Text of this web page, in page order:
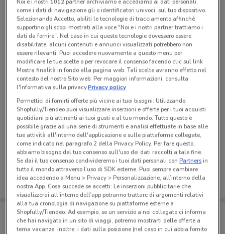
Ci dispiace, al momento non abbiamo pubblicato
volantini nella tua zona. Riprova più tardi.
Porta DoveConviene sempre con te!
Puoi trovare le migliori offerte dei negozi vicino a te,
salvarle e creare la tua lista del risparmio, comodamente
Noi e i nostri 1012partner archiviamo e accediamo ai dati personali,
come i dati di navigazione gli o identificatori univoci, sul tuo dispositivo.
Selezionando Accetto, abiliti le tecnologie di tracciamento affinché
supportino gli scopi mostrati alla voce "Noi e i nostri partner trattiamo i
dati da fornire". Nel caso in cui queste tecnologie dovessero essere
disabilitate, alcuni contenuti e annunci visualizzati potrebbero non
essere rilevanti. Puoi accedere nuovamente a questo menu per
modificare le tue scelte o per revocare il consenso facendo clic sul link
Mostra finalità in fondo alla pagina web. Tali scelte avranno effetto nel
contesto del nostro Sito web. Per maggiori informazioni, consulta
l'Informativa sulla privacy.Privacy policy
Permettici di fornirti offerte più vicine ai tuoi bisogni: Utilizzando
Shopfully/Tiendeo puoi visualizzare inserzioni e offerte per i tuoi acquisti
quotidiani più attinenti ai tuoi gusti e al tuo mondo. Tutto questo è
possibile grazie ad una serie di strumenti e analisi effettuate in base alle
tue attività all'interno dell'applicazione e sulle piattaforme collegate,
come indicato nel paragrafo 2 della Privacy Policy. Per fare questo,
abbiamo bisogno del tuo consenso sull'uso dei dati raccolti a tale fine.
Se dai il tuo consenso condivideremo i tuoi dati personali conPartnersin
tutto il mondo attraverso l’uso di SDK esterne. Puoi sempre cambiare
idea accedendo a Menu > Privacy > Personalizzazione, all’interno della
nostra App. Cosa succede se accetti: Le inserzioni pubblicitarie che
visualizzerai all'interno dell’app potranno trattare di argomenti relativi
alla tua cronologia di navigazione su piattaforme esterne a
Shopfully/Tiendeo. Ad esempio, se un servizio a noi collegato ci informa
che hai navigato in un sito di viaggi, potremo mostrarti delle offerte a
tema vacanze. Inoltre, i dati sulla posizione (nel caso in cui abbia fornito